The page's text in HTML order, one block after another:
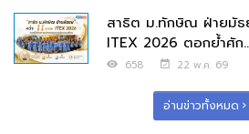
สาธิต ม.ทักษิณ ฝ่ายมัธ
ITEX 2026 ตอกย้ำศัก
658 22 พ.ค. 69
อ่านข่าวทั้งหมด